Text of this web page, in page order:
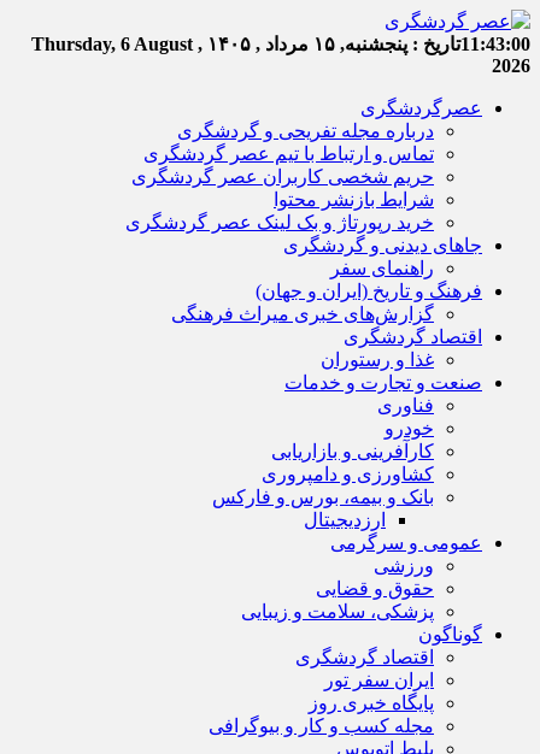
11:43:01تاریخ : پنجشنبه, ۱۵ مرداد , ۱۴۰۵
Thursday, 6 August ,
2026
عصرگردشگری
درباره مجله تفریحی و گردشگری
تماس و ارتباط با تیم عصر گردشگری
حریم شخصی کاربران عصر گردشگری
شرایط بازنشر محتوا
خرید رپورتاژ و بک لینک عصر گردشگری
جاهای دیدنی و گردشگری
راهنمای سفر
فرهنگ و تاریخ (ایران و جهان)
گزارش‌های خبری میراث فرهنگی
اقتصاد گردشگری
غذا و رستوران
صنعت و تجارت و خدمات
فناوری
خودرو
کارآفرینی و بازاریابی
کشاورزی و دامپروری
بانک و بیمه، بورس و فارکس
ارزدیجیتال
عمومی و سرگرمی
ورزشی
حقوق و قضایی
پزشکی، سلامت و زیبایی
گوناگون
اقتصاد گردشگری
ایران سفر تور
پایگاه خبری روز
مجله کسب و کار و بیوگرافی
بلیط اتوبوس